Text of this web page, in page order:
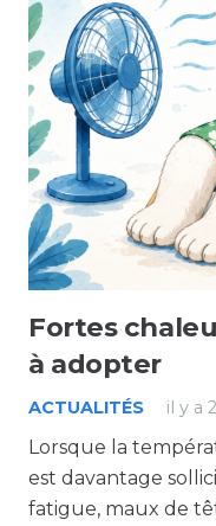
Fortes
à adopter
ACTUALITÉS il y a
Lorsque la
est davantage
fatigue, maux de